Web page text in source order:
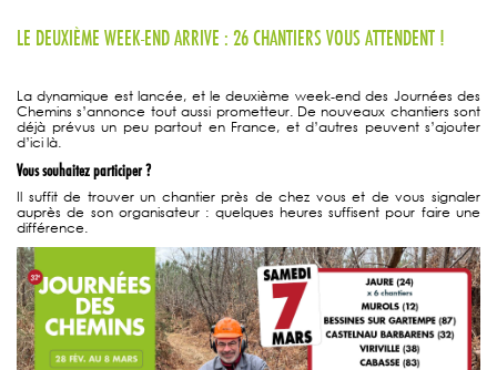
LE DEUXIÈME WEEK-END ARRIVE : 26 CHANTIERS VOUS ATTENDENT !
La dynamique est lancée, et le deuxième week‑end des Journées des
Chemins s’annonce tout aussi prometteur. De nouveaux chantiers sont
déjà prévus un peu partout en France, et d’autres peuvent s’ajouter
d’ici là.
Vous souhaitez participer ?
Il suffit de trouver un chantier près de chez vous et de vous signaler
auprès de son organisateur : quelques heures suffisent pour faire une
différence.